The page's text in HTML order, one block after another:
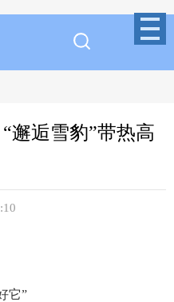
“邂逅雪豹”带热高
它”